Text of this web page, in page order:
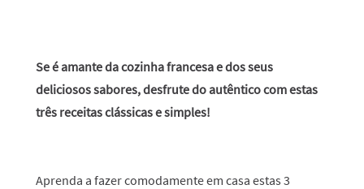
Se é amante da cozinha francesa e dos seus
deliciosos sabores, desfrute do autêntico com estas
três receitas clássicas e simples!
Aprenda a fazer comodamente em casa estas 3